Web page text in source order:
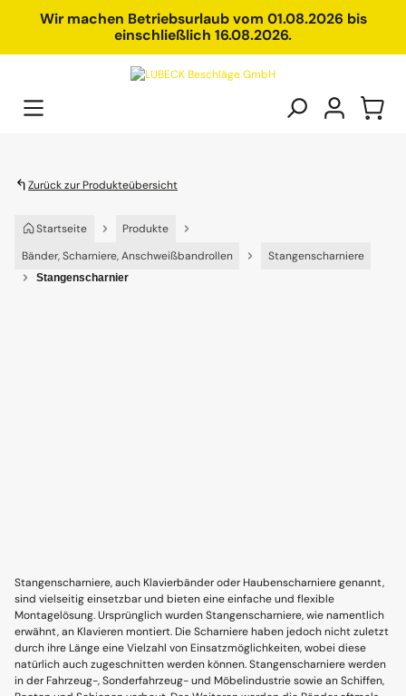
springenWir machen Betriebsurlaub vom 01.08.2026 bis
einschließlich 16.08.2026.
Zurück zur Produkteübersicht
Startseite
Produkte
Bänder, Scharniere, Anschweißbandrollen
Stangenscharniere
Stangenscharnier
Stangenscharniere, auch Klavierbänder oder Haubenscharniere genannt,
sind vielseitig einsetzbar und bieten eine einfache und flexible
Montagelösung. Ursprünglich wurden Stangenscharniere, wie namentlich
erwähnt, an Klavieren montiert. Die Scharniere haben jedoch nicht zuletzt
durch ihre Länge eine Vielzahl von Einsatzmöglichkeiten, wobei diese
natürlich auch zugeschnitten werden können. Stangenscharniere werden
in der Fahrzeug-, Sonderfahrzeug- und Möbelindustrie sowie an Schiffen,